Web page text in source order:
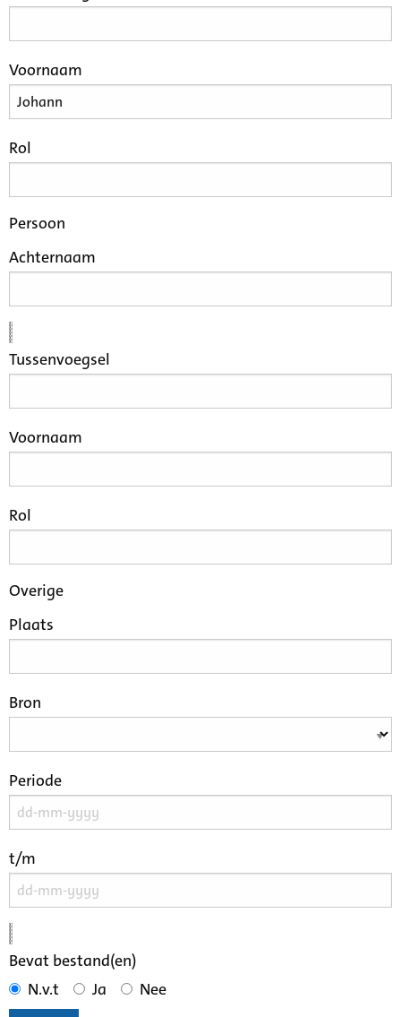
Voornaam
Rol
Persoon
Achternaam
Tussenvoegsel
Voornaam
Rol
Overige
Plaats
Bron
Periode
t/m
Bevat bestand(en)
N.v.t
Ja
Nee